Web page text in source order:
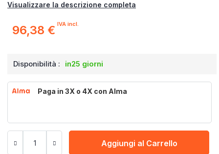
Visualizzare la descrizione completa
96,38 € IVA incl.
Disponibilità : in25 giorni
Paga in 3X o 4X con Alma
Aggiungi al Carrello